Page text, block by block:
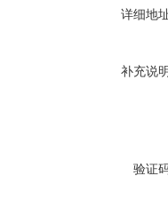
详细地
补充说
验证